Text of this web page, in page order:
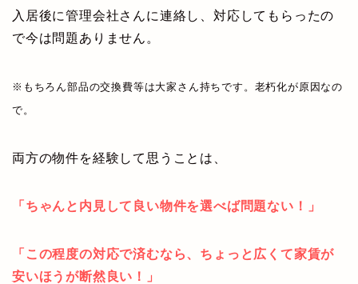
入居後に管理会社さんに連絡し、対応してもらったの
で今は問題ありません。
※もちろん部品の交換費等は大家さん持ちです。老朽化が原因なの
で。
両方の物件を経験して思うことは、
「ちゃんと内見して良い物件を選べば問題ない！」
「この程度の対応で済むなら、ちょっと広くて家賃が
安いほうが断然良い！」